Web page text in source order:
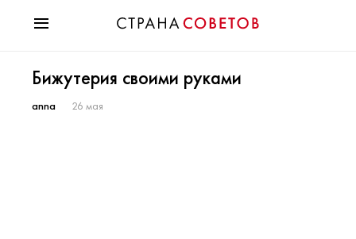
Мода
Звезды
Бижутерия своими руками
anna 26 мая